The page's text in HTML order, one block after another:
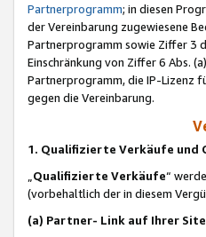
Partnerprogramm; in diesen
der Vereinbarung zugewiesene
Partnerprogramm sowie Ziffer 3
Einschränkung von Ziffer 6 Abs.
Partnerprogramm, die IP-Lizenz
gegen die Vereinbarung.
1. Qualifizierte Verkäufe und
Qualifizierte Verkäufe“
(vorbehaltlich der in diesem
(a) Partner- Link auf Ihrer Site